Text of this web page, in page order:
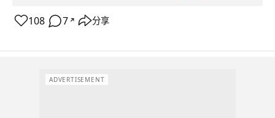
108 7 ↗ 分享
ADVERTISEMENT